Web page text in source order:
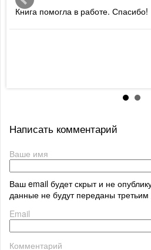
Книга помогла в работе. Спасибо!
Написать комментарий
Ваше имя
Ваш email будет скрыт и не
данные не будут переданы
Email
Комментарий